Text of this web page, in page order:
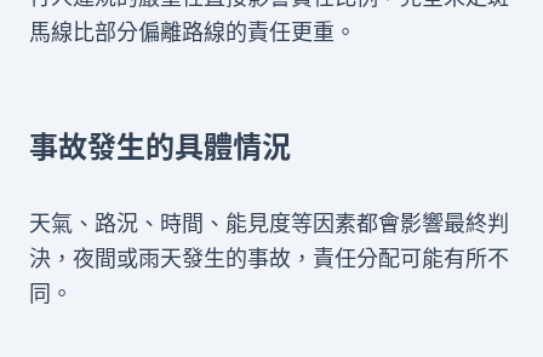
馬線比部分偏離路線的責任更重。
事故發生的具體情況
天氣、路況、時間、能見度等因素都會影響最終判
決，夜間或雨天發生的事故，責任分配可能有所不
同。